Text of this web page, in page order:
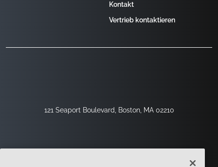
121 Seaport Boulevard, Boston, MA 02210
Kontakt
Vertrieb kontaktieren